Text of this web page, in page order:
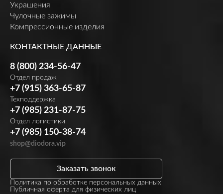
Украшения
Чулочные зажимы
Компрессионные изделия
КОНТАКТНЫЕ ДАННЫЕ
8 (800) 234-56-47
Отдел продаж
+7 (915) 363-65-87
Техподдержка
+7 (985) 231-87-75
Отдел логистики
+7 (985) 150-38-74
shop@diodora.vip
Политика по обработке персональных данных
Публичная оферта для физических лиц
Заказать звонок